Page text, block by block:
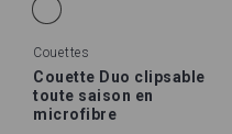
Couettes
Couette Duo clipsable
toute saison en
microfibre